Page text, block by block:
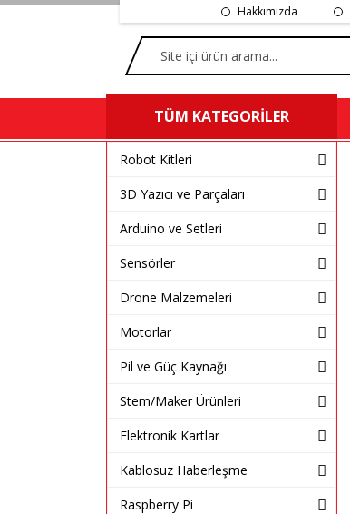
Hakkımızda
TÜM KATEGORİLER
Robot Kitleri
3D Yazıcı ve Parçaları
Arduino ve Setleri
Sensörler
Drone Malzemeleri
Motorlar
Pil ve Güç Kaynağı
Stem/Maker Ürünleri
Elektronik Kartlar
Kablosuz Haberleşme
Raspberry Pi